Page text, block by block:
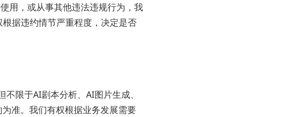
用，或从事其他违法违规行为，我
据违约情节严重程度，决定是否
限于AI剧本分析、AI图片生成、
准。我们有权根据业务发展需要